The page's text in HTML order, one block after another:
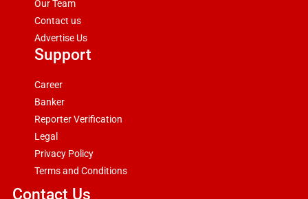
Our Team
Contact us
Advertise Us
Support
Career
Banker
Reporter Verification
Legal
Privacy Policy
Terms and Conditions
Contact Us